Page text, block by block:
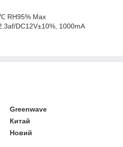
RH95% Max
DC12V±10%, 1000mA
Greenwave
Китай
Новий